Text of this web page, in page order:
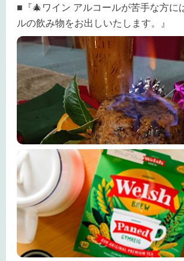
■『🎄ワイン アルコールが苦手な方に
ルの飲み物をお出しいたします。』